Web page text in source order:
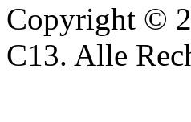
Copyright ©
C13. Alle